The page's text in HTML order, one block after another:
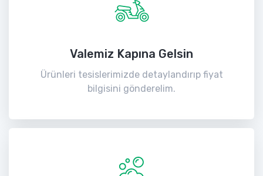
Valemiz Kapına Gelsin
Ürünleri tesislerimizde detaylandırıp fiyat
bilgisini gönderelim.